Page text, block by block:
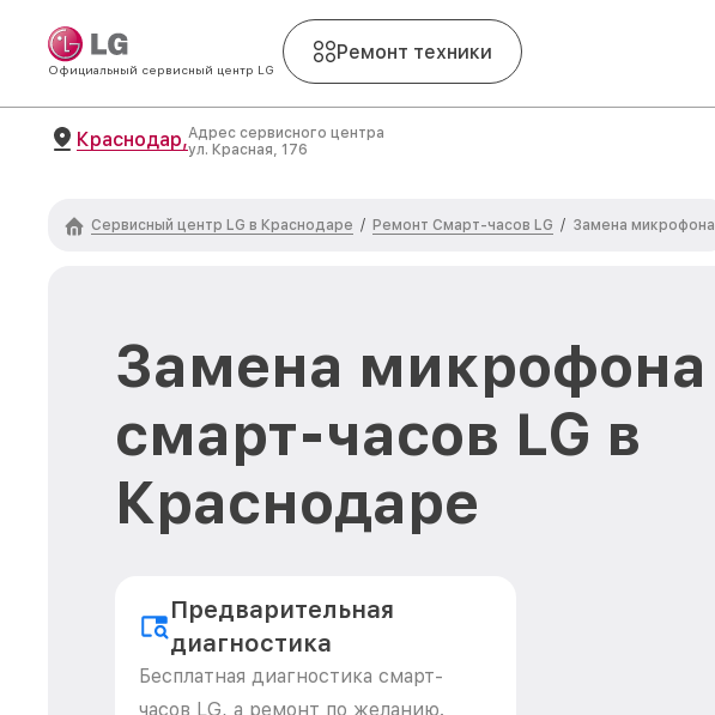
Официальный сервисный центр LG
Ремонт техники
Краснодар,Адрес сервисного центра
ул. Красная, 176
Сервисный центр LG в Краснодаре / Ремонт Смарт-часов LG / Замена микрофона
Замена микрофона
смарт-часов LG в
Краснодаре
Предварительная
диагностика
Бесплатная диагностика смарт-
часов LG, а ремонт по желанию.